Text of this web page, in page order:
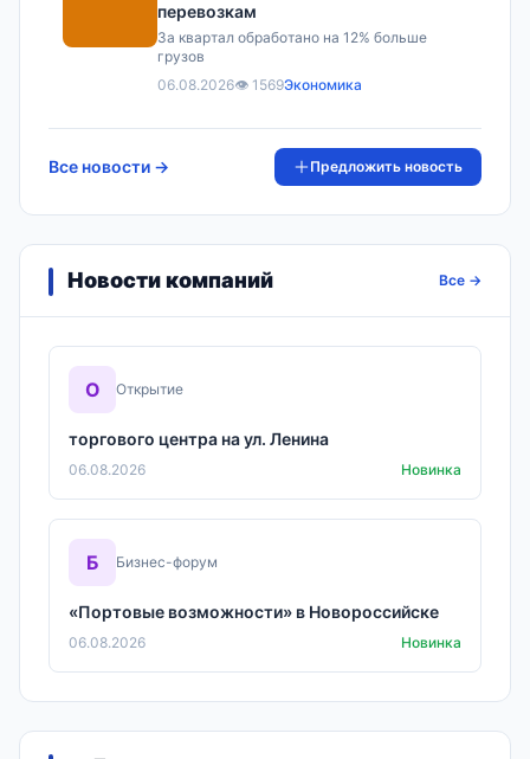
перевозкам
За квартал обработано на 12% больше
грузов
06.08.2026👁 1569Экономика
Все новости → Предложить новость
Новости компаний Все →
О Открытие
торгового центра на ул. Ленина
06.08.2026 Новинка
Б Бизнес-форум
«Портовые возможности» в Новороссийске
06.08.2026 Новинка